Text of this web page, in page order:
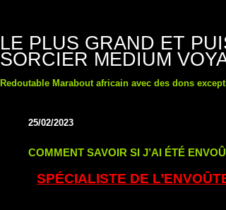
LE PLUS GRAND ET
SORCIER MEDIUM
Redoutable Marabout africain avec des dons
25/02/2023
COMMENT SAVOIR SI J’AI ÉTÉ
SPÉCIALISTE DE